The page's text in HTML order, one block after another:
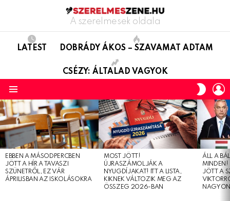
A szerelmesek oldala
LATEST DOBRÁDY ÁKOS – SZAVAMAT ADTAM
CSÉZY: ÁLTALAD VAGYOK
SKIN
LATEST
STORIES
EBBEN A MÁSODPERCBEN
JÖTT A HÍR A TAVASZI
SZÜNETRŐL, EZ VÁR
ÁPRILISBAN AZ ISKOLÁSOKRA
MOST JÖTT!
ÚJRASZÁMOLJÁK A
NYUGDÍJAKAT! ITT A LISTA,
KIKNEK VÁLTOZIK MEG AZ
ÖSSZEG 2026-BAN
ÁLL A
MINDEN!
JÖTT A